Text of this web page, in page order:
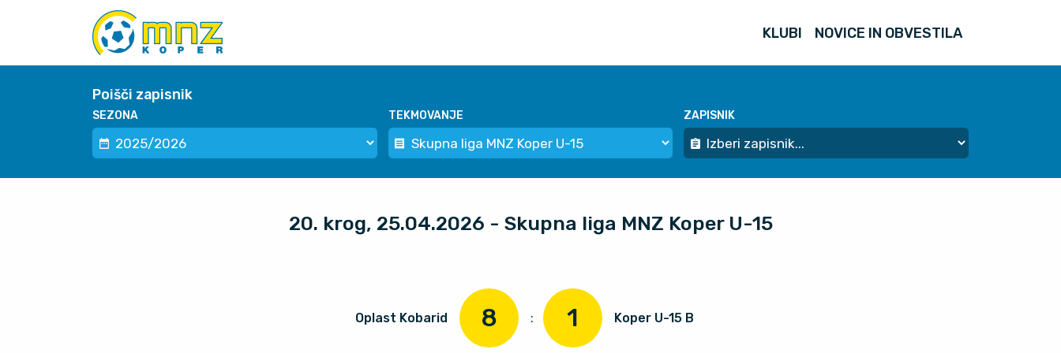
KLUBI NOVICE IN OBVESTILA
Poišči zapisnik
SEZONA TEKMOVANJE ZAPISNIK
20. krog, 25.04.2026 - Skupna liga MNZ Koper U-15
Oplast Kobarid 8 : 1 Koper U-15 B